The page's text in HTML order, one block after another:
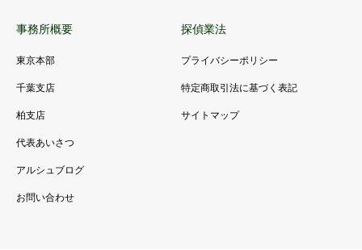
事務所概要
東京本部
千葉支店
柏支店
代表あいさつ
アルシュブログ
お問い合わせ
探偵業法
プライバシーポリシー
特定商取引法に基づく表記
サイトマップ